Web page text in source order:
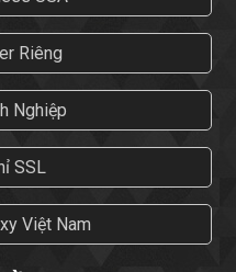
Riêng
Nghiệp
SSL
Việt Nam